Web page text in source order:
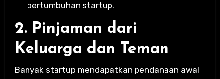
pertumbuhan startup.
2. Pinjaman dari
Keluarga dan Teman
Banyak startup mendapatkan pendanaan awal